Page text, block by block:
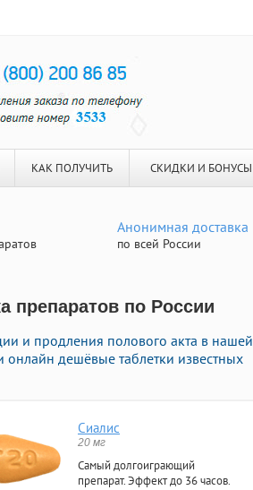
КАК ПОЛУЧИТЬ СКИДКИ И БОНУСЫ
Анонимная доставка
по всей России
препаратов по России
и продления полового акта в нашей
дешёвые таблетки известных
Сиалис
20 мг
Самый долгоиграющий
препарат. Эффект до 36 часов.